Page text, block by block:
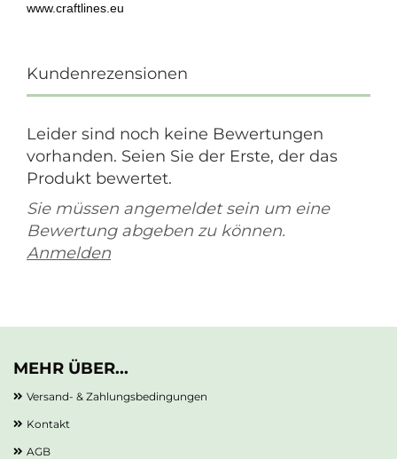
www.craftlines.eu
Kundenrezensionen
Leider sind noch keine Bewertungen
vorhanden. Seien Sie der Erste, der das
Produkt bewertet.
Sie müssen angemeldet sein um eine
Bewertung abgeben zu können.
Anmelden
MEHR ÜBER...
Versand- & Zahlungsbedingungen
Kontakt
AGB